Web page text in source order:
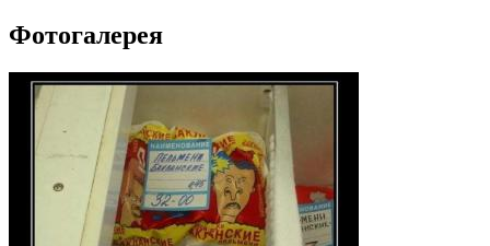
Фотогалерея